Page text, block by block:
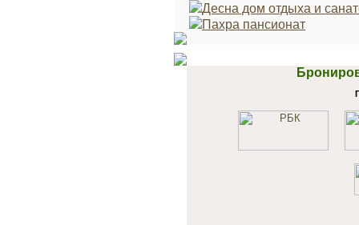
Десна дом отдыха и
Пахра пансионат